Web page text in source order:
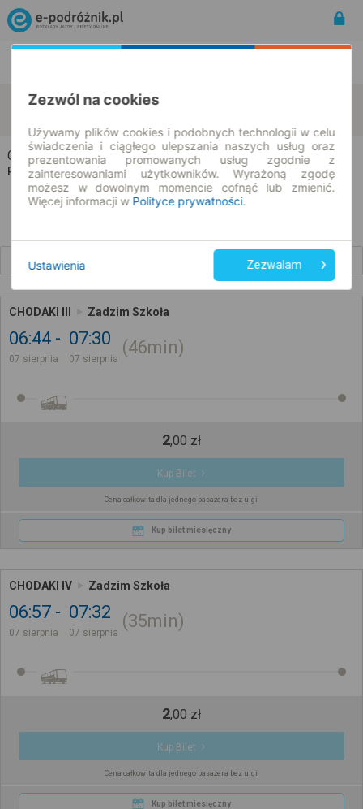
Chodaki Zadzim
Chodaki → Zadzim
Rozkład jazdy i bilety
CHODAKI III Zadzim Szkoła
06:44
07 sierpnia
07:30
07 sierpnia
46min
2,00 zł
Kup Bilet
Cena całkowita dla jednego pasażera bez ulgi
Kup bilet miesięczny
CHODAKI IV Zadzim Szkoła
06:57
07 sierpnia
07:32
07 sierpnia
35min
2,00 zł
Kup Bilet
Cena całkowita dla jednego pasażera bez ulgi
Kup bilet miesięczny
Zezwól na cookies
Używamy plików cookies i podobnych technologii w celu
świadczenia i ciągłego ulepszania naszych usług oraz
prezentowania promowanych usług zgodnie z
zainteresowaniami użytkowników. Wyrażoną zgodę
możesz w dowolnym momencie cofnąć lub zmienić.
Więcej informacji w Polityce prywatności.
Ustawienia Zezwalam